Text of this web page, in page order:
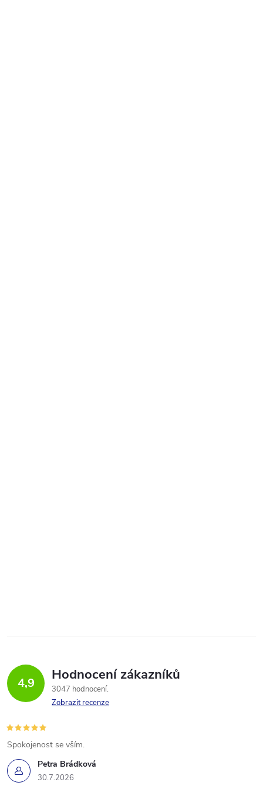
4,9 Hodnocení zákazníků
3047 hodnocení
Zobrazit recenze
Petra Brádková
30.7.2026
Spokojenost se vším.